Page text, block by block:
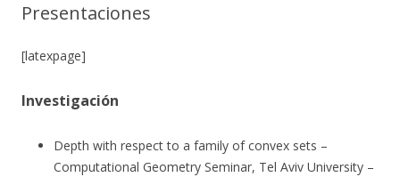
Presentaciones
[latexpage]
Investigación
Depth with respect to a family of convex sets –
Computational Geometry Seminar, Tel Aviv University –